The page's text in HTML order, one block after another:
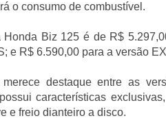
o consumo de combustível.
Biz 125 é de R$
e R$ 6.590,00 para a versão
merece destaque entre as
características
e freio dianteiro a disco.